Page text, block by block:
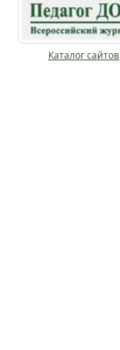
Каталог сайтов